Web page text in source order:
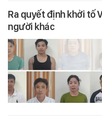
Ra quyết định khởi tố
người khác